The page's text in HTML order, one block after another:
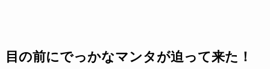
目の前にでっかなマンタが迫って来た！